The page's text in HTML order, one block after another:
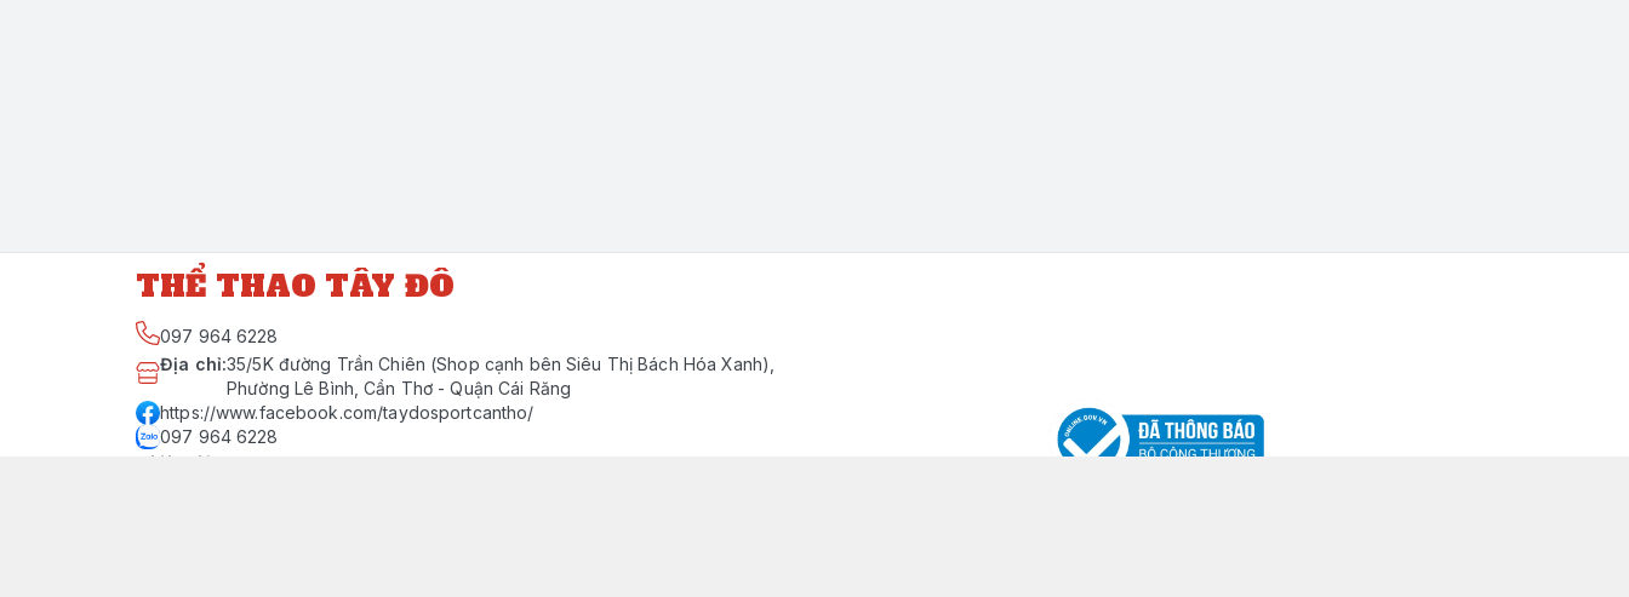
THỂ THAO TÂY ĐÔ
097 964 6228
Địa chỉ:35/5K đường Trần Chiên (Shop cạnh bên Siêu Thị Bách Hóa Xanh),
Phường Lê Bình, Cần Thơ - Quận Cái Răng
https://www.facebook.com/taydosportcantho/
097 964 6228
Giới thiệu